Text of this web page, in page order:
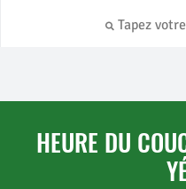
HEURE DU